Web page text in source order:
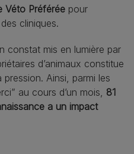
Véto Préférée pour
cliniques.
constat mis en lumière par
d’animaux constitue
Ainsi, parmi les
au cours d’un mois, 81
a un impact